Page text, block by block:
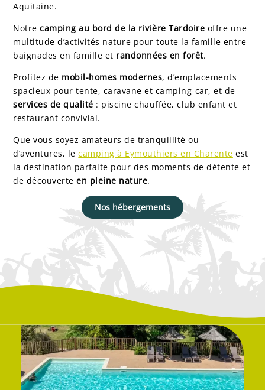
Aquitaine.
Notre camping au bord de la rivière Tardoire offre une
multitude d’activités nature pour toute la famille entre
baignades en famille et randonnées en forêt.
Profitez de mobil-homes modernes, d’emplacements
spacieux pour tente, caravane et camping-car, et de
services de qualité : piscine chauffée, club enfant et
restaurant convivial.
Que vous soyez amateurs de tranquillité ou
d’aventures, lecamping à Eymouthiers en Charente est
la destination parfaite pour des moments de détente et
de découverteen pleine nature.
Nos hébergements